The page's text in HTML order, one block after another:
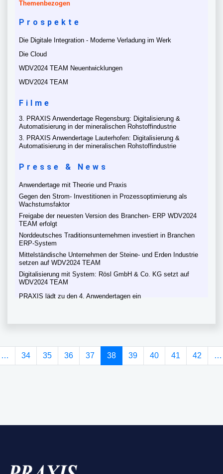
Themenbezogen
Prospekte
Die Digitale Integration - Moderne Verladung im Werk
Die Cloud
WDV2024 TEAM Neuentwicklungen
WDV2024 TEAM
Filme
3. PRAXIS Anwendertage Regensburg: Digitalisierung &
Automatisierung in der mineralischen Rohstoffindustrie
3. PRAXIS Anwendertage Lauterhofen: Digitalisierung &
Automatisierung in der mineralischen Rohstoffindustrie
Presse & News
Anwendertage mit Theorie und Praxis
Gegen den Strom- Investitionen in Prozessoptimierung als
Wachstumsfaktor
Freigabe der neuesten Version des Branchen- ERP WDV2024
TEAM erfolgt
Norddeutsches Traditionsunternehmen investiert in Branchen
ERP-System
Mittelständische Unternehmen der Steine- und Erden Industrie
setzen auf WDV2024 TEAM
Digitalisierung mit System: Rösl GmbH & Co. KG setzt auf
WDV2024 TEAM
PRAXIS lädt zu den 4. Anwendertagen ein
… 34 35 36 37 38(current)
39 40 41 42 …